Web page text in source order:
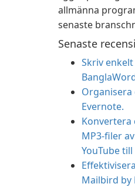
allmänna
senaste
Senaste
Skriv
Evernote.
Konvertera
MP3-filer
YouTube till
Mailbird by